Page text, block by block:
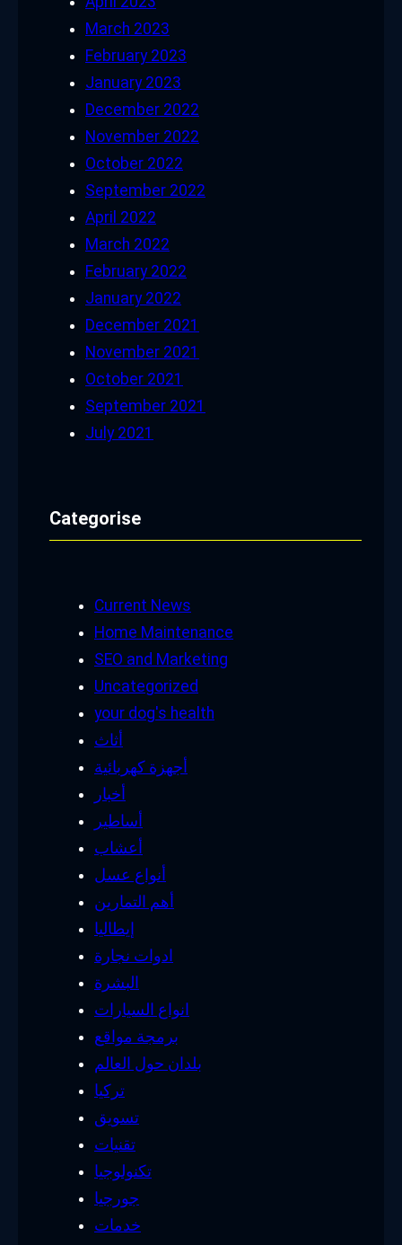
March 2023
February 2023
January 2023
December 2022
November 2022
October 2022
September 2022
April 2022
March 2022
February 2022
January 2022
December 2021
November 2021
October 2021
September 2021
July 2021
Categorise
Current News
Home Maintenance
SEO and Marketing
Uncategorized
your dog's health
أثاث
أجهزة كهربائية
أخبار
أساطير
أعشاب
أنواع عسل
أهم التمارين
إيطاليا
ادوات نجارة
البشرة
انواع السيارات
برمجة مواقع
بلدان حول العالم
تركيا
تسويق
تقنيات
تكنولوجيا
جورجيا
خدمات